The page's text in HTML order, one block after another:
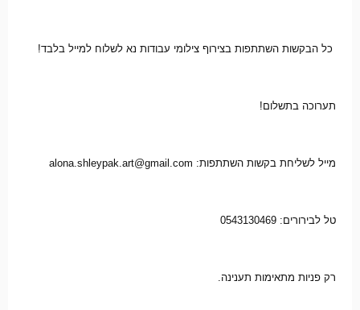
כל הבקשות השתתפות בצירוף צילומי עבודות נא לשלוח למייל בלבד!
תערוכה בתשלום!
מייל לשליחת בקשות השתתפות: alona.shleypak.art@gmail.com
טל לבירורים: 0543130469
רק פניות מתאימות תענינה.